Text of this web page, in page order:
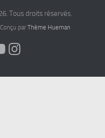
Tous droits réservés.
par Thème Hueman